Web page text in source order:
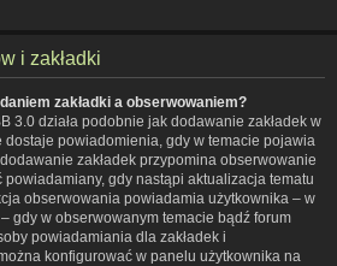
i zakładki
zakładki a obserwowaniem?
3.0 działa podobnie jak dodawanie zakładek w
powiadomienia, gdy w temacie pojawia
zakładek przypomina obserwowanie
powiadamiany, gdy nastąpi aktualizacja tematu
obserwowania powiadamia użytkownika – w
gdy w obserwowanym temacie bądź forum
powiadamiania dla zakładek i
konfigurować w panelu użytkownika na